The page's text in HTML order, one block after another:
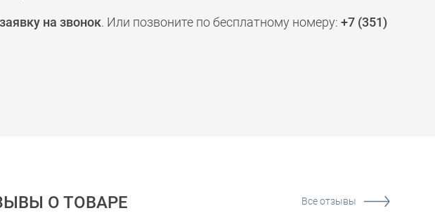
на звонок. Или позвоните по бесплатному номеру: +7 (351)
О ТОВАРЕ Все отзывы